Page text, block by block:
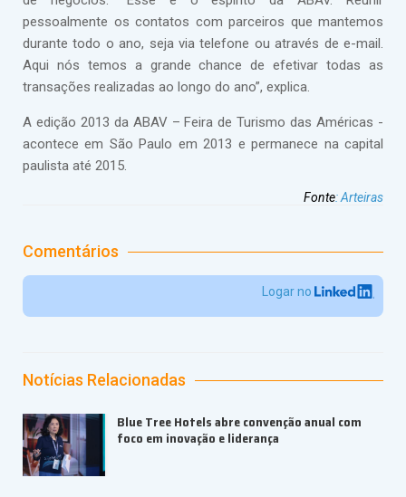
pessoalmente os contatos com parceiros que mantemos
durante todo o ano, seja via telefone ou através de e-mail.
Aqui nós temos a grande chance de efetivar todas as
transações realizadas ao longo do ano”, explica.
A edição 2013 da ABAV – Feira de Turismo das Américas -
acontece em São Paulo em 2013 e permanece na capital
paulista até 2015.
Fonte:Arteiras
Comentários
Logar no
Notícias Relacionadas
Blue Tree Hotels abre convenção anual com
foco em inovação e liderança